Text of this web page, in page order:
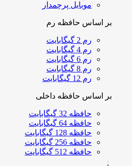
موبایل پرچمدار
بر اساس حافظه رم
رم 2 گیگابایت
رم 4 گیگابایت
رم 6 گیگابایت
رم 8 گیگابایت
رم 12 گیگابایت
بر اساس حافظه داخلی
حافظه 32 گیگابایت
حافظه 64 گیگابایت
حافظه 128 گیگابایت
حافظه 256 گیگابایت
حافظه 512 گیگابایت